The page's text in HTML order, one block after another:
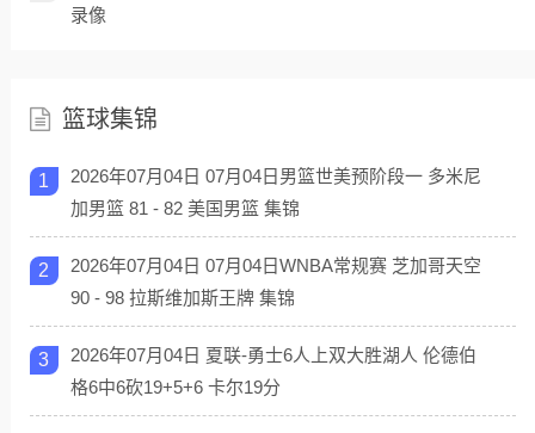
录像
篮球集锦
1
2026年07月04日 07月04日男篮世美预阶段一 多米尼
加男篮 81 - 82 美国男篮 集锦
2
2026年07月04日 07月04日WNBA常规赛 芝加哥天空
90 - 98 拉斯维加斯王牌 集锦
3
2026年07月04日 夏联-勇士6人上双大胜湖人 伦德伯
格6中6砍19+5+6 卡尔19分